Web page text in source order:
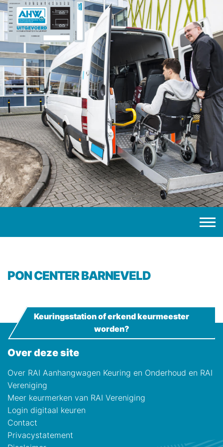
PON CENTER BARNEVELD
Over deze site
Over RAI Aanhangwagen Keuring en Onderhoud en RAI
Vereniging
Meer keurmerken van RAI Vereniging
Login digitaal keuren
Contact
Privacystatement
Keuringsstation of erkend keurmeester
worden?